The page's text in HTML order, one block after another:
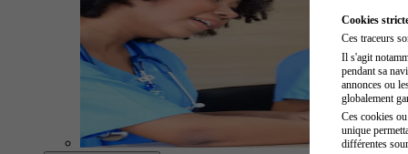
Cookies
Ces traceurs
Il s'agit
pendant sa
annonces ou
globalement
Ces cookies
unique
différentes